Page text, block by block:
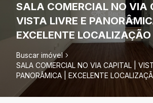
SALA COMERCIAL NO VIA
VISTA LIVRE E
EXCELENTE LOCALIZAÇÃO
Buscar imóvel
SALA COMERCIAL NO VIA CAPITAL |
PANORÂMICA | EXCELENTE